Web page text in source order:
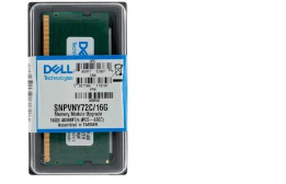
SO-DIMM
PC5-38400